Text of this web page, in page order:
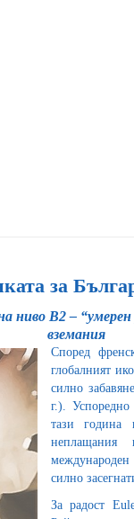
за
ниво B2 –
вземания
Според
глобалният
силно
г.).
тази година
силно
За радост